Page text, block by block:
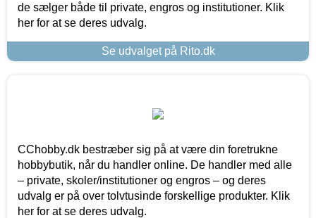
de sælger både til private, engros og institutioner. Klik
her for at se deres udvalg.
Se udvalget på Rito.dk
CChobby.dk bestræber sig på at være din foretrukne
hobbybutik, når du handler online. De handler med alle
– private, skoler/institutioner og engros – og deres
udvalg er på over tolvtusinde forskellige produkter. Klik
her for at se deres udvalg.